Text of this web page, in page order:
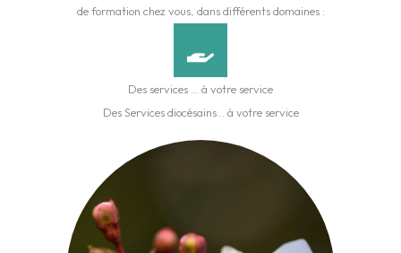
de formation chez vous, dans différents domaines :
Des services ... à votre service
Des Services diocésains… à votre service